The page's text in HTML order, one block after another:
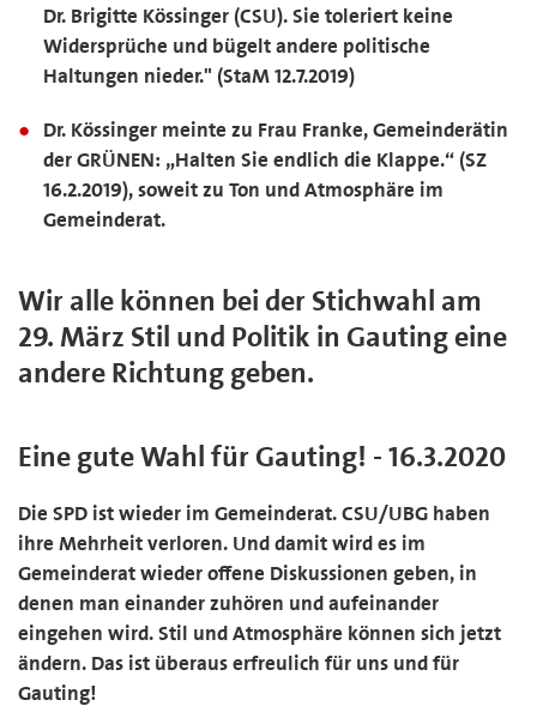
Dr. Brigitte Kössinger (CSU). Sie toleriert keine
Widersprüche und bügelt andere politische
Haltungen nieder." (StaM 12.7.2019)
Dr. Kössinger meinte zu Frau Franke, Gemeinderätin
der GRÜNEN: „Halten Sie endlich die Klappe.“ (SZ
16.2.2019), soweit zu Ton und Atmosphäre im
Gemeinderat.
Wir alle können bei der Stichwahl am
29. März Stil und Politik in Gauting eine
andere Richtung geben.
Eine gute Wahl für Gauting! - 16.3.2020
Die SPD ist wieder im Gemeinderat. CSU/UBG haben
ihre Mehrheit verloren. Und damit wird es im
Gemeinderat wieder offene Diskussionen geben, in
denen man einander zuhören und aufeinander
eingehen wird. Stil und Atmosphäre können sich jetzt
ändern. Das ist überaus erfreulich für uns und für
Gauting!